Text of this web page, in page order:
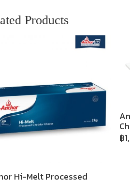
Products
Hi-Melt Processed
฿